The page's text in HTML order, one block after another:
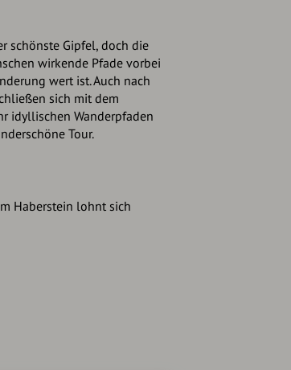
schönste Gipfel, doch die
wirkende Pfade vorbei
wert ist. Auch nach
sich mit dem
idyllischen Wanderpfaden
Tour.
Haberstein lohnt sich